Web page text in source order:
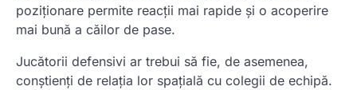
poziționare permite reacții mai rapide și o acoperire
mai bună a căilor de pase.
Jucătorii defensivi ar trebui să fie, de asemenea,
conștienți de relația lor spațială cu colegii de echipă.